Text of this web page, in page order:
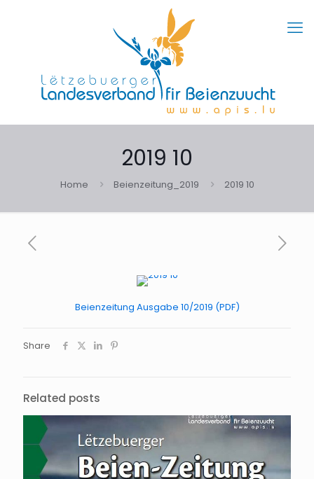
2019 10
Home Beienzeitung_2019 2019 10
Beienzeitung Ausgabe 10/2019 (PDF)
Share
Related posts